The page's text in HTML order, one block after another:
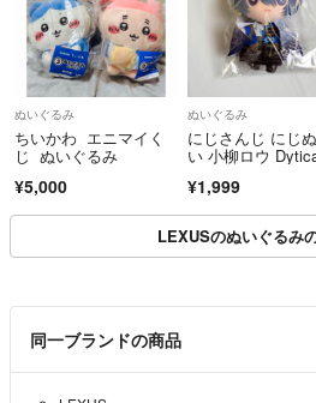
ぬいぐるみ
ちいかわ エニマイく
じ ぬいぐるみ
¥5,000
ぬいぐるみ
にじさんじ にじぬ
い 小柳ロウ
¥1,999
LEXUSのぬいぐるみ
同一ブランドの商品